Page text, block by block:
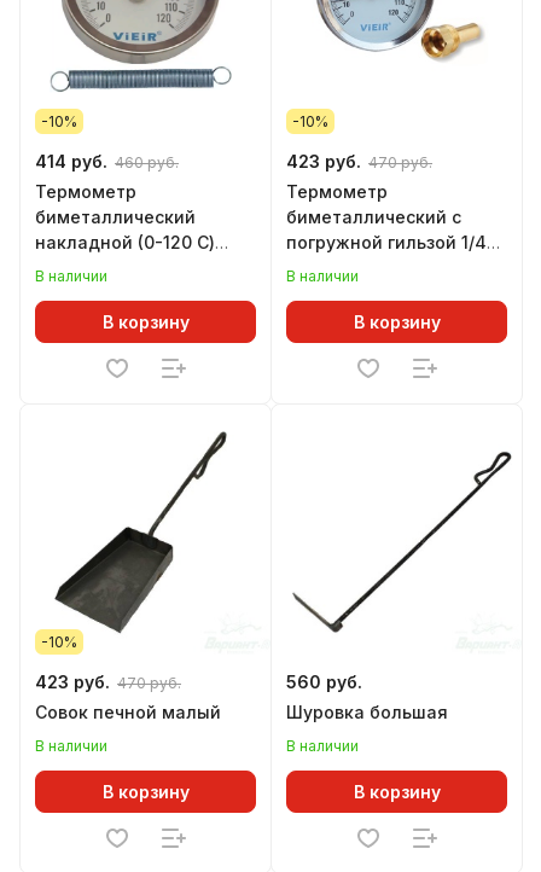
-10%
414 руб. 460 руб.
Термометр
биметаллический
накладной (0-120 С)
ViEiR
В наличии
В корзину
-10%
423 руб. 470 руб.
Термометр
биметаллический с
погружной гильзой 1/4
ViEiR
В наличии
В корзину
-10%
423 руб. 470 руб.
Совок печной малый
В наличии
В корзину
560 руб.
Шуровка большая
В наличии
В корзину